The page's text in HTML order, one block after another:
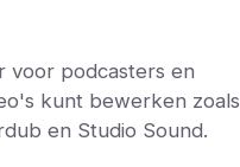
voor podcasters en
kunt bewerken zoals
en Studio Sound.